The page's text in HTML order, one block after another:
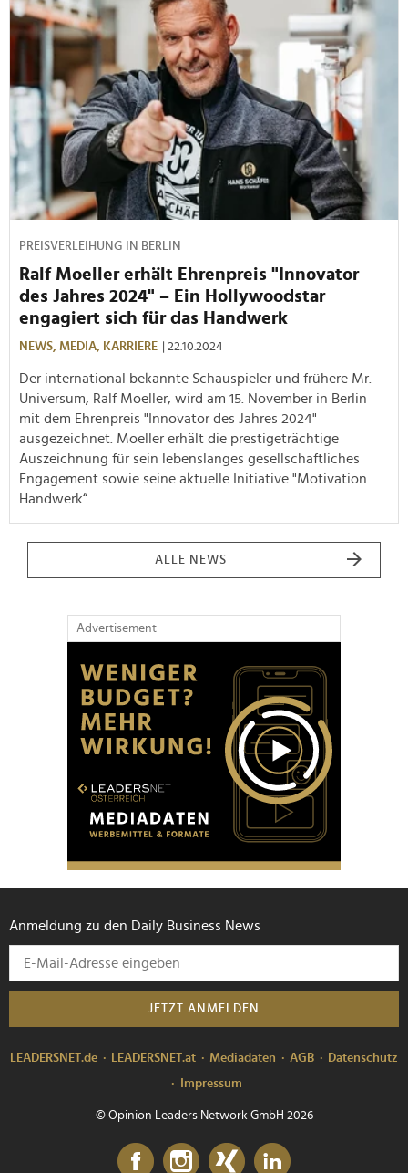
PREISVERLEIHUNG IN BERLIN
Ralf Moeller erhält Ehrenpreis "Innovator
des Jahres 2024" – Ein Hollywoodstar
engagiert sich für das Handwerk
NEWS, MEDIA, KARRIERE | 22.10.2024
Der international bekannte Schauspieler und frühere Mr.
Universum, Ralf Moeller, wird am 15. November in Berlin
mit dem Ehrenpreis "Innovator des Jahres 2024"
ausgezeichnet. Moeller erhält die prestigeträchtige
Auszeichnung für sein lebenslanges gesellschaftliches
Engagement sowie seine aktuelle Initiative "Motivation
Handwerk“.
ALLE NEWS
Advertisement
Anmeldung zu den Daily Business News
JETZT ANMELDEN
LEADERSNET.de LEADERSNET.at Mediadaten AGB
Datenschutz
Impressum
© Opinion Leaders Network GmbH 2026